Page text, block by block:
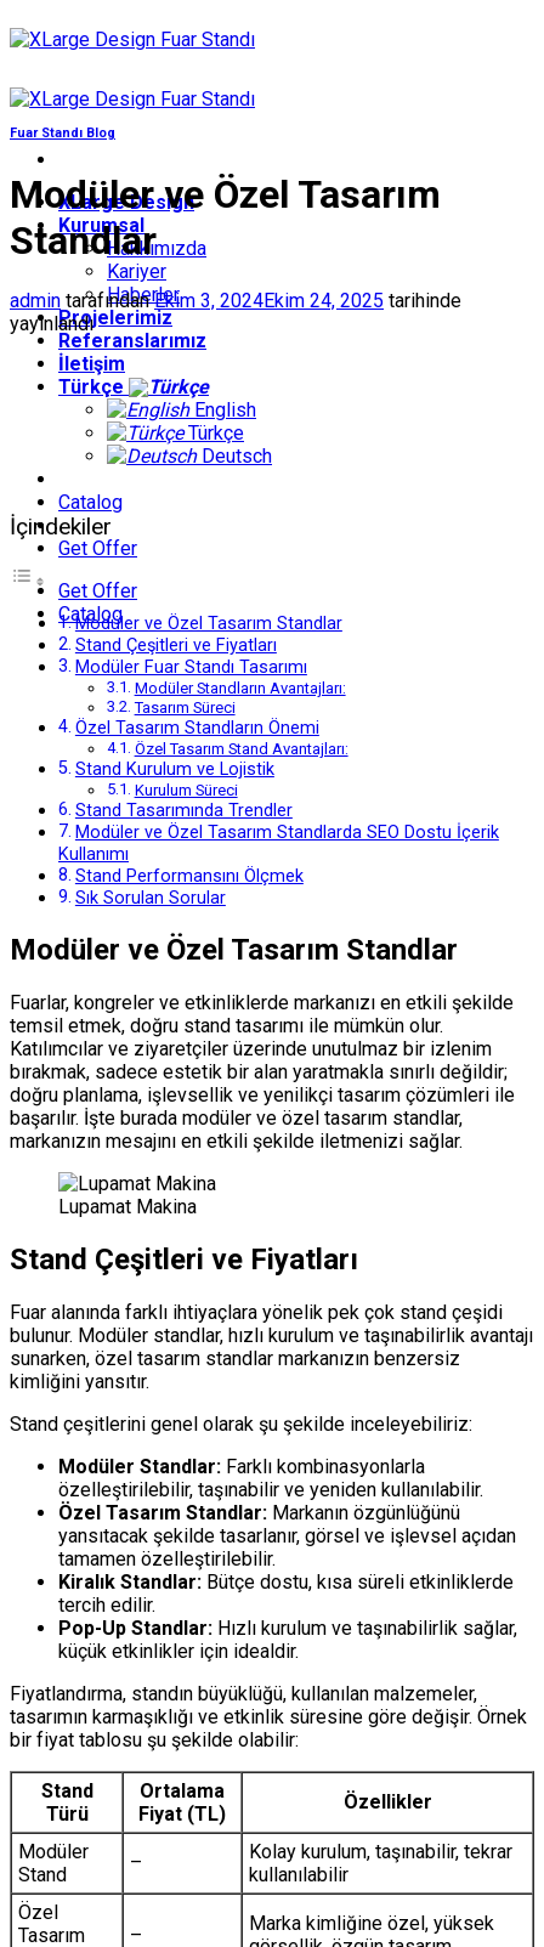
atla
XLarge Design
Kurumsal
Hakkımızda
Kariyer
Haberler
Projelerimiz
Referanslarımız
İletişim
Türkçe
English
Türkçe
Deutsch
Catalog
Get Offer
Get Offer
Catalog
Fuar Standı Blog
Modüler ve Özel Tasarım
Standlar
admin tarafından Ekim 3, 2024Ekim 24, 2025 tarihinde
yayınlandı
İçindekiler
Modüler ve Özel Tasarım Standlar
Stand Çeşitleri ve Fiyatları
Modüler Fuar Standı Tasarımı
Modüler Standların Avantajları:
Tasarım Süreci
Özel Tasarım Standların Önemi
Özel Tasarım Stand Avantajları:
Stand Kurulum ve Lojistik
Kurulum Süreci
Stand Tasarımında Trendler
Modüler ve Özel Tasarım Standlarda SEO Dostu İçerik
Kullanımı
Stand Performansını Ölçmek
Sık Sorulan Sorular
Modüler ve Özel Tasarım Standlar
Fuarlar, kongreler ve etkinliklerde markanızı en etkili şekilde
temsil etmek, doğru stand tasarımı ile mümkün olur.
Katılımcılar ve ziyaretçiler üzerinde unutulmaz bir izlenim
bırakmak, sadece estetik bir alan yaratmakla sınırlı değildir;
doğru planlama, işlevsellik ve yenilikçi tasarım çözümleri ile
başarılır. İşte burada modüler ve özel tasarım standlar,
markanızın mesajını en etkili şekilde iletmenizi sağlar.
Lupamat Makina
Stand Çeşitleri ve Fiyatları
Fuar alanında farklı ihtiyaçlara yönelik pek çok stand çeşidi
bulunur. Modüler standlar, hızlı kurulum ve taşınabilirlik avantajı
sunarken, özel tasarım standlar markanızın benzersiz
kimliğini yansıtır.
Stand çeşitlerini genel olarak şu şekilde inceleyebiliriz:
Modüler Standlar: Farklı kombinasyonlarla
özelleştirilebilir, taşınabilir ve yeniden kullanılabilir.
Özel Tasarım Standlar: Markanın özgünlüğünü
yansıtacak şekilde tasarlanır, görsel ve işlevsel açıdan
tamamen özelleştirilebilir.
Kiralık Standlar: Bütçe dostu, kısa süreli etkinliklerde
tercih edilir.
Pop-Up Standlar: Hızlı kurulum ve taşınabilirlik sağlar,
küçük etkinlikler için idealdir.
Fiyatlandırma, standın büyüklüğü, kullanılan malzemeler,
tasarımın karmaşıklığı ve etkinlik süresine göre değişir. Örnek
bir fiyat tablosu şu şekilde olabilir:
Stand
Türü
Ortalama
Fiyat (TL)
Özellikler
Modüler
Stand
–
Kolay kurulum, taşınabilir, tekrar
kullanılabilir
Özel
Tasarım
–
Marka kimliğine özel, yüksek